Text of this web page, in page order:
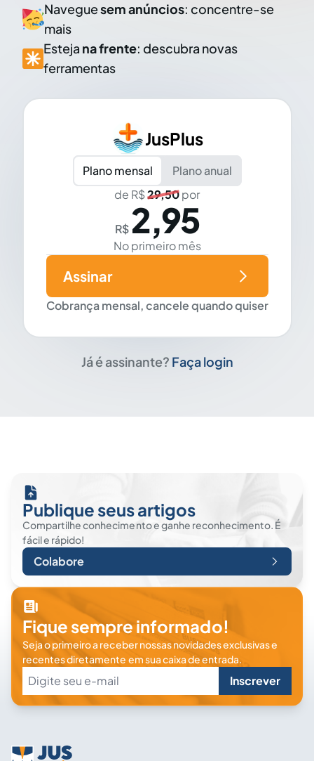
Naveguesem anúncios: concentre-se
mais
Esteja na frente: descubra novas
ferramentas
JusPlus
Plano mensal
Plano anual
de R$29,50por
R$ 2,95
No primeiro mês
Cobrança mensal, cancele quando quiser
Assinar
Já é assinante? Faça login
Publique seus artigos
Compartilhe conhecimento e ganhe reconhecimento. É
fácil e rápido!
Colabore
Fique sempre informado!
Seja o primeiro a receber nossas novidades exclusivas e
recentes diretamente em sua caixa de entrada.
Inscrever